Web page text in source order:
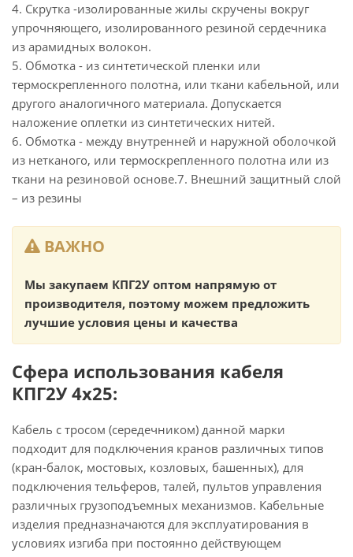
4. Скрутка -изолированные жилы скручены вокруг
упрочняющего, изолированного резиной сердечника
из арамидных волокон.
5. Обмотка - из синтетической пленки или
термоскрепленного полотна, или ткани кабельной, или
другого аналогичного материала. Допускается
наложение оплетки из синтетических нитей.
6. Обмотка - между внутренней и наружной оболочкой
из нетканого, или термоскрепленного полотна или из
ткани на резиновой основе.7. Внешний защитный слой
– из резины
ВАЖНО
Мы закупаем КПГ2У оптом напрямую от
производителя, поэтому можем предложить
лучшие условия цены и качества
Сфера использования кабеля
КПГ2У 4х25:
Кабель с тросом (середечником) данной марки
подходит для подключения кранов различных типов
(кран-балок, мостовых, козловых, башенных), для
подключения тельферов, талей, пультов управления
различных грузоподъемных механизмов. Кабельные
изделия предназначаются для эксплуатирования в
условиях изгиба при постоянно действующем